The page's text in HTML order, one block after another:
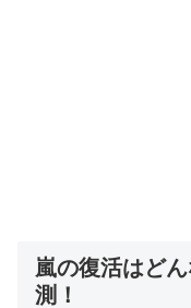
嵐の復活はど
測！